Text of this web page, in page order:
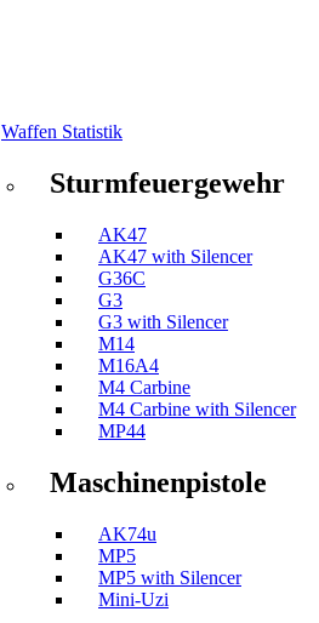
Waffen Statistik
Sturmfeuergewehr
AK47
AK47 with Silencer
G36C
G3
G3 with Silencer
M14
M16A4
M4 Carbine
M4 Carbine with Silencer
MP44
Maschinenpistole
AK74u
MP5
MP5 with Silencer
Mini-Uzi